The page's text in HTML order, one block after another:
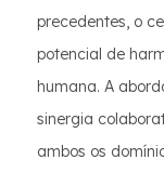
precedentes, o
potencial de
humana. A
sinergia
ambos os